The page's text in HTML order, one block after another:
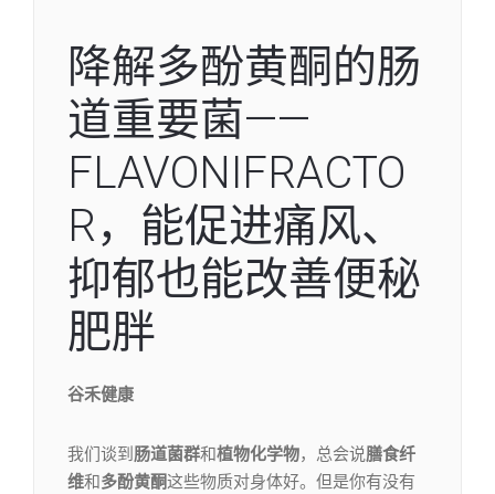
降解多酚黄酮的肠
道重要菌——
FLAVONIFRACTO
R，能促进痛风、
抑郁也能改善便秘
肥胖
谷禾健康
我们谈到 肠道菌群和植物化学物，总会说膳食纤
维和多酚黄酮这些物质对身体好。但是你有没有